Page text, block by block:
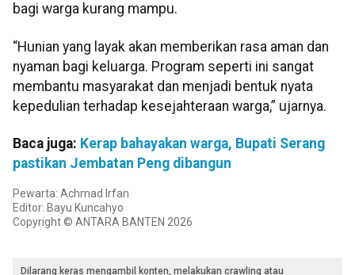
bagi warga kurang mampu.
“Hunian yang layak akan memberikan rasa aman dan
nyaman bagi keluarga. Program seperti ini sangat
membantu masyarakat dan menjadi bentuk nyata
kepedulian terhadap kesejahteraan warga,” ujarnya.
Baca juga: Kerap bahayakan warga, Bupati Serang
pastikan Jembatan Peng dibangun
Pewarta: Achmad Irfan
Editor: Bayu Kuncahyo
Copyright © ANTARA BANTEN 2026
Dilarang keras mengambil konten, melakukan crawling atau